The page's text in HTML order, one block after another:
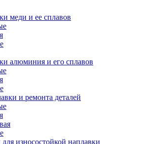
меди и ее сплавов
алюминия и его сплавов
и ремонта деталей
износостойкой наплавки